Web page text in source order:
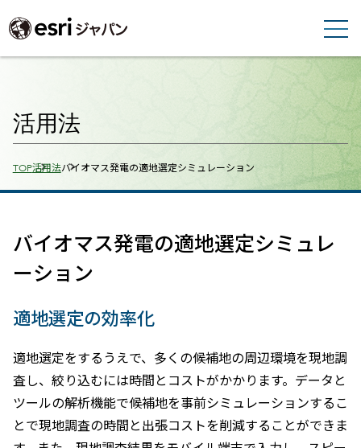
活用法
Breadcrumbs
TOP活用法バイオマス発電の適地選定シミュレーション
バイオマス発電の適地選定シミュレ
ーション
適地選定の効率化
適地選定をするうえで、多くの候補地の周辺環境を現地調
査し、絞り込むには時間とコストがかかります。データと
ツールの解析機能で候補地を事前シミュレーションするこ
とで現地調査の時間と出張コストを削減することができま